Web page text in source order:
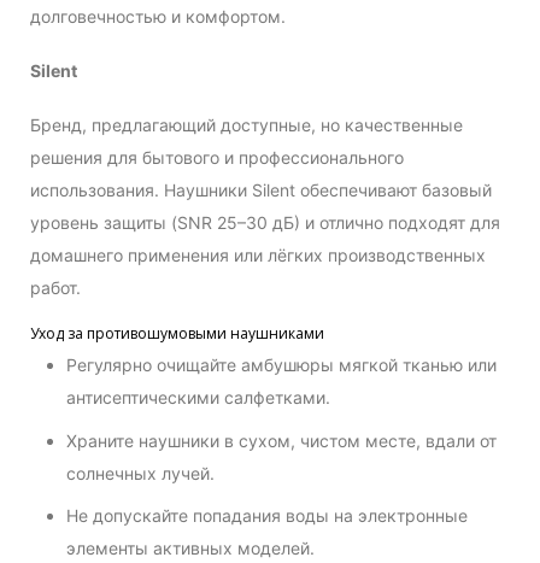
долговечностью и комфортом.
Silent
Бренд, предлагающий доступные, но качественные
решения для бытового и профессионального
использования. Наушники Silent обеспечивают базовый
уровень защиты (SNR 25–30 дБ) и отлично подходят для
домашнего применения или лёгких производственных
работ.
Уход за противошумовыми наушниками
Регулярно очищайте амбушюры мягкой тканью или
антисептическими салфетками.
Храните наушники в сухом, чистом месте, вдали от
солнечных лучей.
Не допускайте попадания воды на электронные
элементы активных моделей.